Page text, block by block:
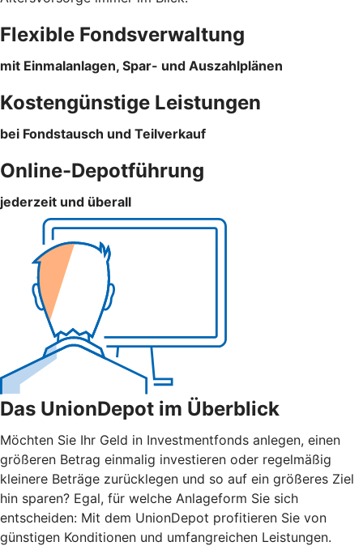
Flexible Fondsverwaltung
mit Einmalanlagen, Spar- und Auszahlplänen
Kostengünstige Leistungen
bei Fondstausch und Teilverkauf
Online-Depotführung
jederzeit und überall
Das UnionDepot im Überblick
Möchten Sie Ihr Geld in Investmentfonds anlegen, einen
größeren Betrag einmalig investieren oder regelmäßig
kleinere Beträge zurücklegen und so auf ein größeres Ziel
hin sparen? Egal, für welche Anlageform Sie sich
entscheiden: Mit dem UnionDepot profitieren Sie von
günstigen Konditionen und umfangreichen Leistungen.